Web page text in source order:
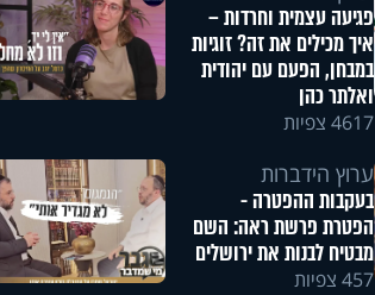
פגיעה עצמית וחרדות –
איך מכילים את זה? זוגיות
במבחן, הפעם עם יהודית
ואלתר כהן
4617 צפיות
ערוץ הידברות
בעקבות ההפטרה -
הפטרת פרשת ראה: השם
מבטיח לבנות את ירושלים
457 צפיות